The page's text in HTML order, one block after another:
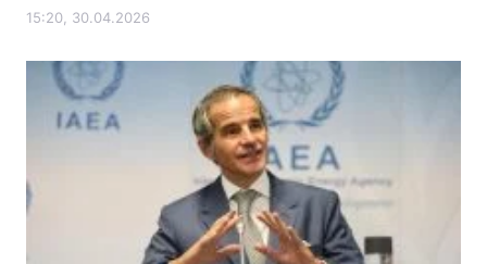
15:20, 30.04.2026